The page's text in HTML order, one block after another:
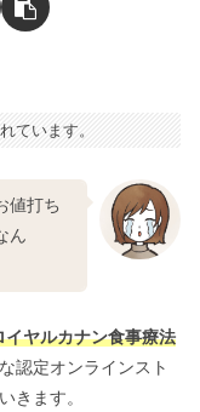
ています。
値打ち
ん
ヤルカナン食事療法
認定オンラインスト
きます。